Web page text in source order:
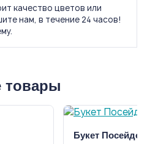
качество цветов или
нам, в течение 24 часов!
товары
Букет